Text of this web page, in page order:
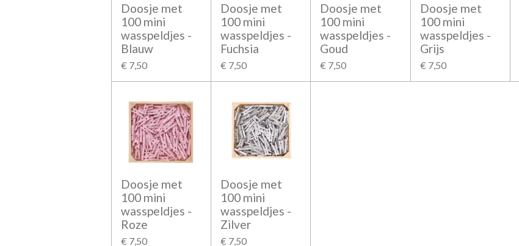
Doosje met
100 mini
wasspeldjes -
Blauw
€ 7,50
Doosje met
100 mini
wasspeldjes -
Fuchsia
€ 7,50
Doosje met
100 mini
wasspeldjes -
Goud
€ 7,50
Doosje met
100 mini
wasspeldjes -
Grijs
€ 7,50
Doosje met
100 mini
wasspeldjes -
Roze
€ 7,50
Doosje met
100 mini
wasspeldjes -
Zilver
€ 7,50